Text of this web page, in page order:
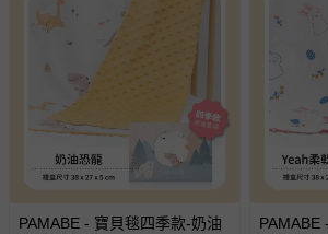
PAMABE - 寶貝毯四季款-奶油
PAMABE